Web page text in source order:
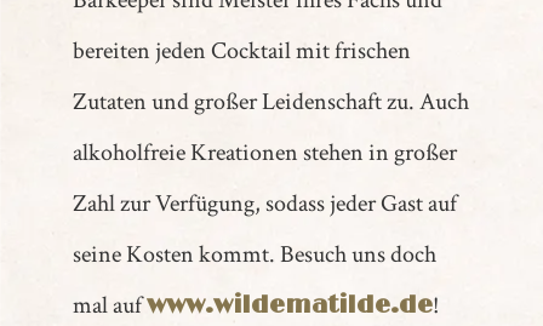
bereiten jeden Cocktail mit frischen
Zutaten und großer Leidenschaft zu. Auch
alkoholfreie Kreationen stehen in großer
Zahl zur Verfügung, sodass jeder Gast auf
seine Kosten kommt. Besuch uns doch
mal aufwww.wildematilde.de!